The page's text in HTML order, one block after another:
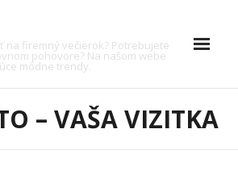
na firemný večierok? Potrebujete
pohovore? Na našom webe
módne trendy.
– VAŠA VIZITKA